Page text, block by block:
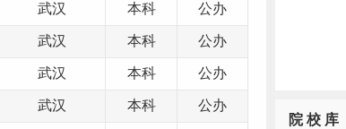
武汉 本科 公办
武汉 本科 公办
武汉 本科 公办
武汉 本科 公办
院 校 库